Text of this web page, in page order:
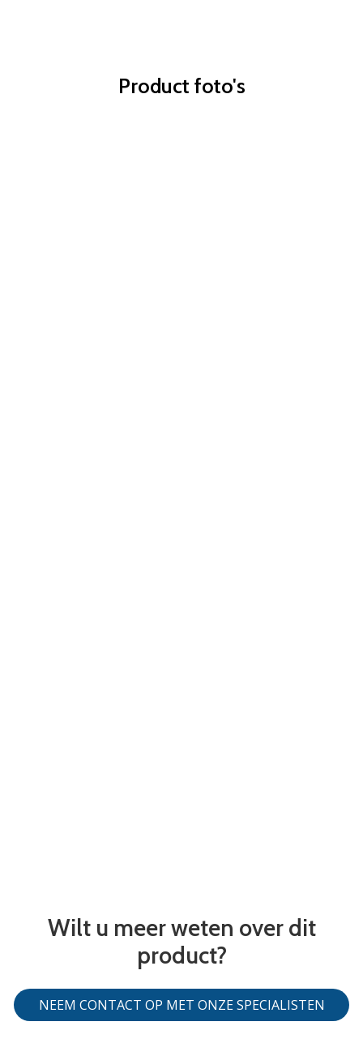
Product foto's
Wilt u meer weten over dit
product?
NEEM CONTACT OP MET ONZE SPECIALISTEN